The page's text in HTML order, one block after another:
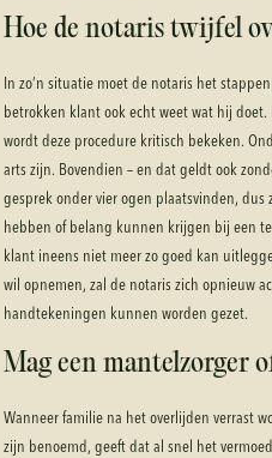
Hoe de notaris twijfel
In zo’n situatie moet de notaris het
betrokken klant ook echt weet wat hij
wordt deze procedure kritisch bekeken.
arts zijn. Bovendien – en dat geldt ook
gesprek onder vier ogen plaatsvinden,
hebben of belang kunnen krijgen bij een
klant ineens niet meer zo goed kan
wil opnemen, zal de notaris zich opnieuw
handtekeningen kunnen worden gezet.
Mag een mantelzorger
Wanneer familie na het overlijden verrast
zijn benoemd, geeft dat al snel het